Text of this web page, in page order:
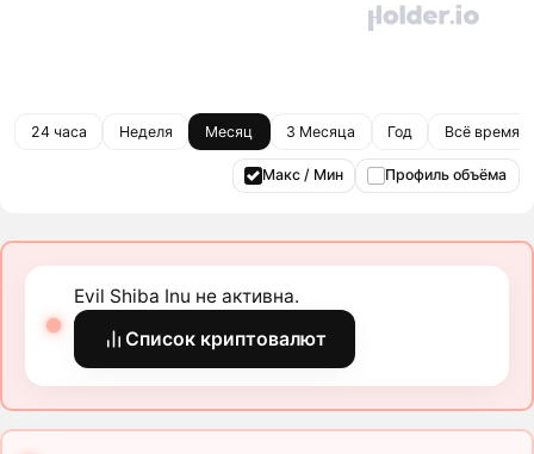
24 часа Неделя Месяц 3 Месяца Год Всё время
Макс / Мин Профиль объёма
Evil Shiba Inu не активна.
Список криптовалют